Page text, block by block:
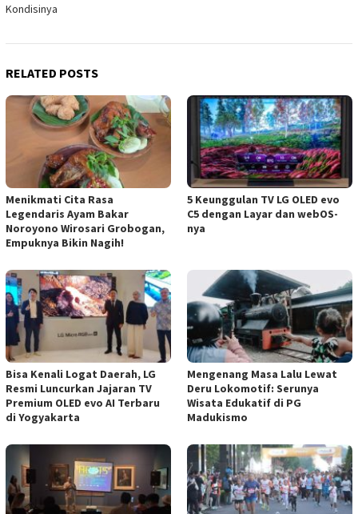
Kondisinya
RELATED POSTS
Menikmati Cita Rasa
Legendaris Ayam Bakar
Noroyono Wirosari Grobogan,
Empuknya Bikin Nagih!
5 Keunggulan TV LG OLED evo
C5 dengan Layar dan webOS-
nya
Bisa Kenali Logat Daerah, LG
Resmi Luncurkan Jajaran TV
Premium OLED evo AI Terbaru
di Yogyakarta
Mengenang Masa Lalu Lewat
Deru Lokomotif: Serunya
Wisata Edukatif di PG
Madukismo